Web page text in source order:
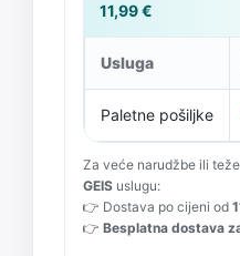
11,99 €
Usluga
Paletne pošiljke
Za veće narudžbe ili
GEIS uslugu:
👉 Dostava po cijeni od
👉 Besplatna dostava